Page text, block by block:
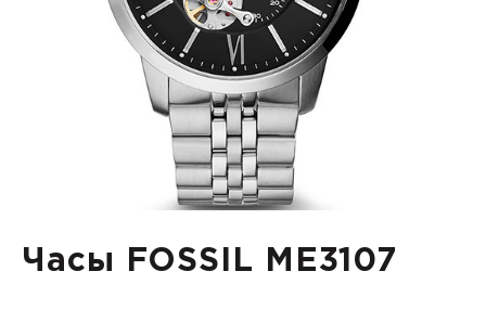
Часы FOSSIL ME3107